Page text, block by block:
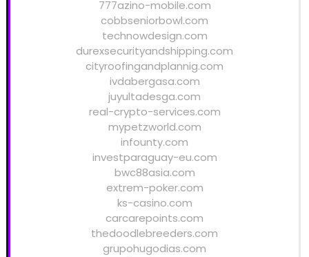
777azino-mobile.com
cobbseniorbowl.com
technowdesign.com
durexsecurityandshipping.com
cityroofingandplannig.com
ivdabergasa.com
juyultadesga.com
real-crypto-services.com
mypetzworld.com
infounty.com
investparaguay-eu.com
bwc88asia.com
extrem-poker.com
ks-casino.com
carcarepoints.com
thedoodlebreeders.com
grupohugodias.com